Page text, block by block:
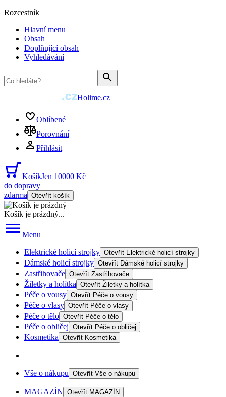
Rozcestník
Hlavní menu
Obsah
Doplňující obsah
Vyhledávání
Holime.cz
Oblíbené
Porovnání
Přihlásit
KošíkJen 10000 Kč
do dopravy
zdarma Otevřít košík
Košík je prázdný...
Menu
Elektrické holicí strojky Otevřít Elektrické holicí strojky
Dámské holicí strojky Otevřít Dámské holicí strojky
Zastřihovače Otevřít Zastřihovače
Žiletky a holítka Otevřít Žiletky a holítka
Péče o vousy Otevřít Péče o vousy
Péče o vlasy Otevřít Péče o vlasy
Péče o tělo Otevřít Péče o tělo
Péče o obličej Otevřít Péče o obličej
Kosmetika Otevřít Kosmetika
|
Vše o nákupu Otevřít Vše o nákupu
MAGAZÍN Otevřít MAGAZÍN